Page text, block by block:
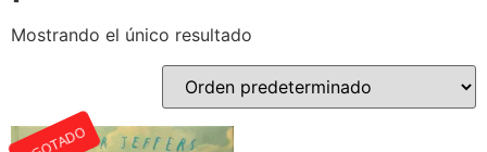
Mostrando el único resultado